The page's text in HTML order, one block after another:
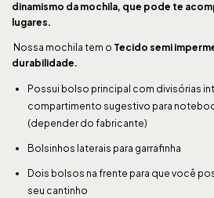
dinamismo da mochila, que pode te
lugares.
Nossa mochila tem o Tecido semi
durabilidade.
Possui bolso principal com divisórias
compartimento sugestivo para
(depender do fabricante)
Bolsinhos laterais para garrafinha
Dois bolsos na frente para que você
seu cantinho